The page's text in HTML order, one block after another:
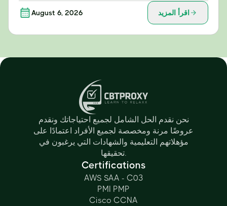
August 6, 2026 اقرأ المزيد
نحن نقدم الحل الشامل لجميع احتياجاتك ونقدم
عروضًا مرنة ومخصصة لجميع الأفراد اعتمادًا على
مؤهلاتهم التعليمية والشهادات التي يرغبون في
تحقيقها.
Certifications
AWS SAA - C03
PMI PMP
Cisco CCNA